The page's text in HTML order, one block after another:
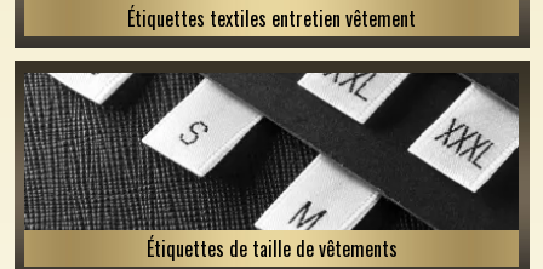
Étiquettes textiles entretien vêtement
Étiquettes de taille de vêtements